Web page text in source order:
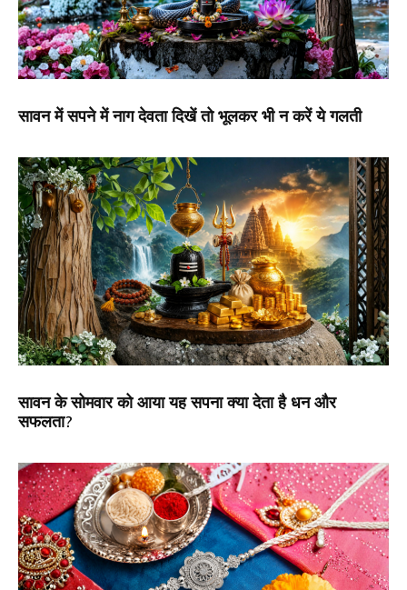
सावन में सपने में नाग देवता दिखें तो भूलकर भी न करें ये गलती
सावन के सोमवार को आया यह सपना क्या देता है धन और
सफलता?